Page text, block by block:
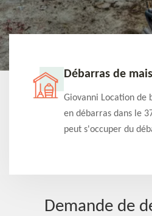
Débarras de
Giovanni Location de
en débarras dans le
peut s'occuper du
Demande de